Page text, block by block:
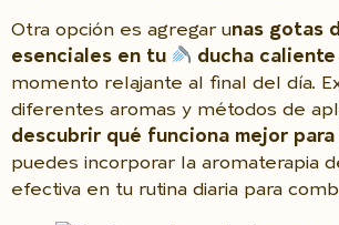
Otra opción es agregar unas gotas
esenciales en tu
ducha caliente
momento relajante al final del día.
diferentes aromas y métodos de
descubrir qué funciona mejor para
puedes incorporar la aromaterapia
efectiva en tu rutina diaria para